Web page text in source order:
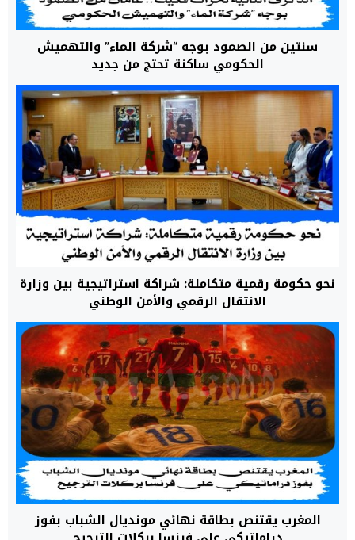
سنتين من الصمود بوجه “شركة الماء” والتهميش
الحكومي ساكنة تحتج من جديد
نحو حكومة رقمية متكاملة: شراكة استراتيجية بين وزارة
الانتقال الرقمي والأمن الوطني
المغرب يقتنص بطاقة نهائي مونديال الشباب بفوز